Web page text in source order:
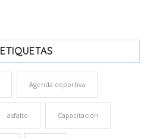
ETIQUETAS
Agenda deportiva
asfalto Capacitación